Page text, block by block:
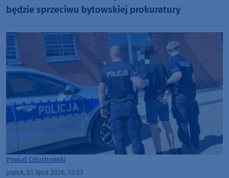
będzie sprzeciwu bytowskiej prokuratury
Powiat Człuchowski
piątek, 31 lipca 2026, 13:03